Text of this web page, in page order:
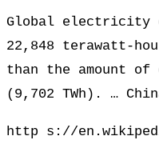
Global electricity
22,848 terawatt-
than the amount of
(9,702 TWh). …
http s://